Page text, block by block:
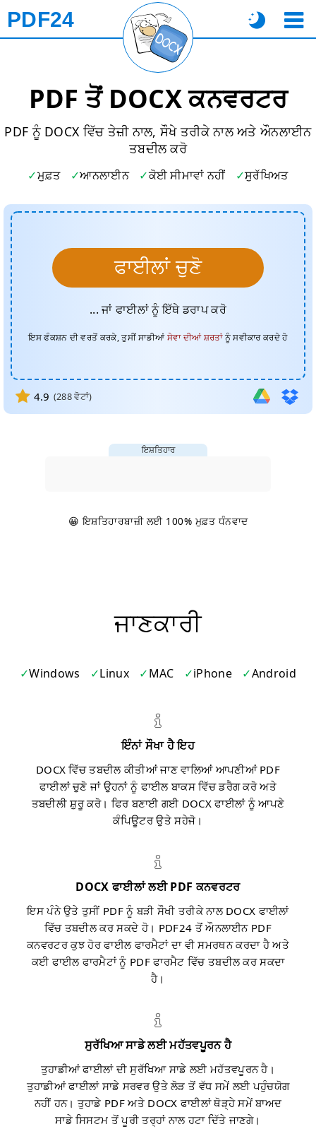
PDF24
PDF ਤੋਂ DOCX ਕਨਵਰਟਰ
PDF ਨੂੰ DOCX ਵਿੱਚ ਤੇਜ਼ੀ ਨਾਲ, ਸੌਖੇ ਤਰੀਕੇ ਨਾਲ ਅਤੇ ਔਨਲਾਈਨ
ਤਬਦੀਲ ਕਰੋ
ਮੁਫ਼ਤ ਆਨਲਾਈਨ ਕੋਈ ਸੀਮਾਵਾਂ ਨਹੀਂ ਸੁਰੱਖਿਅਤ
ਫਾਈਲਾਂ ਚੁਣੋ
... ਜਾਂ ਫਾਈਲਾਂ ਨੂੰ ਇੱਥੇ ਡਰਾਪ ਕਰੋ
ਇਸ ਫੰਕਸ਼ਨ ਦੀ ਵਰਤੋਂ ਕਰਕੇ, ਤੁਸੀਂ ਸਾਡੀਆਂਸੇਵਾ ਦੀਆਂ ਸ਼ਰਤਾਂਨੂੰ ਸਵੀਕਾਰ ਕਰਦੇ ਹੋ
4.9 (288ਵੋਟਾਂ)
ਇਸ਼ਤਿਹਾਰ
😀 ਇਸ਼ਤਿਹਾਰਬਾਜ਼ੀ ਲਈ 100% ਮੁਫ਼ਤ ਧੰਨਵਾਦ
ਜਾਣਕਾਰੀ
Windows Linux MAC iPhone Android
ਇੰਨਾਂ ਸੌਖਾ ਹੈ ਇਹ
DOCX ਵਿੱਚ ਤਬਦੀਲ ਕੀਤੀਆਂ ਜਾਣ ਵਾਲਿਆਂ ਆਪਣੀਆਂ PDF
ਫਾਈਲਾਂ ਚੁਣੋ ਜਾਂ ਉਹਨਾਂ ਨੂੰ ਫਾਈਲ ਬਾਕਸ ਵਿੱਚ ਡਰੈਗ ਕਰੋ ਅਤੇ
ਤਬਦੀਲੀ ਸ਼ੁਰੂ ਕਰੋ। ਫਿਰ ਬਣਾਈ ਗਈ DOCX ਫਾਈਲਾਂ ਨੂੰ ਆਪਣੇ
ਕੰਪਿਊਟਰ ਉਤੇ ਸਹੇਜੋ।
DOCX ਫਾਈਲਾਂ ਲਈ PDF ਕਨਵਰਟਰ
ਇਸ ਪੰਨੇ ਉਤੇ ਤੁਸੀਂ PDF ਨੂੰ ਬੜੀ ਸੌਖੀ ਤਰੀਕੇ ਨਾਲ DOCX ਫਾਈਲਾਂ
ਵਿੱਚ ਤਬਦੀਲ ਕਰ ਸਕਦੇ ਹੋ। PDF24 ਤੋਂ ਔਨਲਾਈਨ PDF
ਕਨਵਰਟਰ ਕੁਝ ਹੋਰ ਫਾਈਲ ਫਾਰਮੈਟਾਂ ਦਾ ਵੀ ਸਮਰਥਨ ਕਰਦਾ ਹੈ ਅਤੇ
ਕਈ ਫਾਈਲ ਫਾਰਮੈਟਾਂ ਨੂੰ PDF ਫਾਰਮੈਟ ਵਿੱਚ ਤਬਦੀਲ ਕਰ ਸਕਦਾ
ਹੈ।
ਸੁਰੱਖਿਆ ਸਾਡੇ ਲਈ ਮਹੱਤਵਪੂਰਨ ਹੈ
ਤੁਹਾਡੀਆਂ ਫਾਈਲਾਂ ਦੀ ਸੁਰੱਖਿਆ ਸਾਡੇ ਲਈ ਮਹੱਤਵਪੂਰਨ ਹੈ।
ਤੁਹਾਡੀਆਂ ਫਾਈਲਾਂ ਸਾਡੇ ਸਰਵਰ ਉਤੇ ਲੋੜ ਤੋਂ ਵੱਧ ਸਮੇਂ ਲਈ ਪਹੁੰਚਯੋਗ
ਨਹੀਂ ਹਨ। ਤੁਹਾਡੇ PDF ਅਤੇ DOCX ਫਾਈਲਾਂ ਥੋੜ੍ਹੇ ਸਮੇਂ ਬਾਅਦ
ਸਾਡੇ ਸਿਸਟਮ ਤੋਂ ਪੂਰੀ ਤਰ੍ਹਾਂ ਨਾਲ ਹਟਾ ਦਿੱਤੇ ਜਾਣਗੇ।